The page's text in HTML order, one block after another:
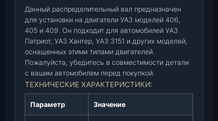
-
4
0
-
4
0
9
(
Данный распределительный вал предназначен
для установки на двигатели УАЗ моделей 406,
405 и 409. Он подходит для автомобилей УАЗ
Патриот, УАЗ Хантер, УАЗ 3151 и других моделей,
оснащенных этими типами двигателей.
Пожалуйста, убедитесь в совместимости детали
с вашим автомобилем перед покупкой.
ТЕХНИЧЕСКИЕ ХАРАКТЕРИСТИКИ:
Параметр Значение